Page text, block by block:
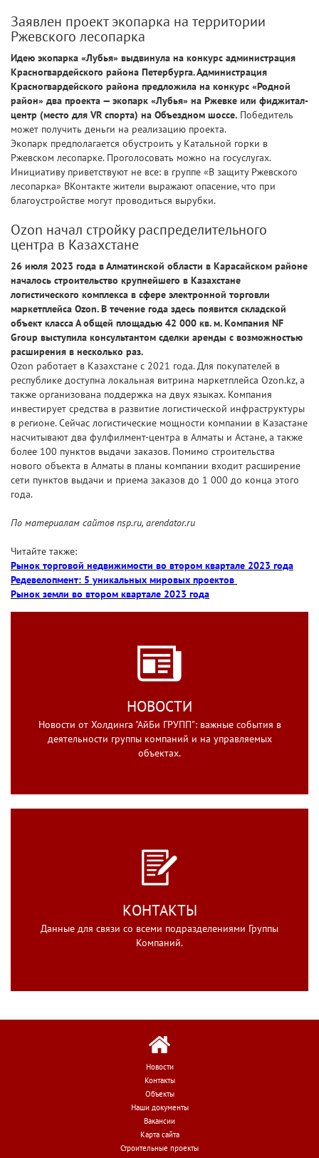
Заявлен проект экопарка на территории
Ржевского лесопарка
Идею экопарка «Лубья» выдвинула на конкурс администрация
Красногвардейского района Петербурга. Администрация
Красногвардейского района предложила на конкурс «Родной
район» два проекта — экопарк «Лубья» на Ржевке или фиджитал-
центр (место для VR спорта) на Объездном шоссе. Победитель
может получить деньги на реализацию проекта.
Экопарк предполагается обустроить у Катальной горки в
Ржевском лесопарке. Проголосовать можно на госуслугах.
Инициативу приветствуют не все: в группе «В защиту Ржевского
лесопарка» ВКонтакте жители выражают опасение, что при
благоустройстве могут проводиться вырубки.
Ozon начал стройку распределительного
центра в Казахстане
26 июля 2023 года в Алматинской области в Карасайском районе
началось строительство крупнейшего в Казахстане
логистического комплекса в сфере электронной торговли
маркетплейса Ozon. В течение года здесь появится складской
объект класса А общей площадью 42 000 кв. м. Компания NF
Group выступила консультантом сделки аренды с возможностью
расширения в несколько раз.
Ozon работает в Казахстане с 2021 года. Для покупателей в
республике доступна локальная витрина маркетплейса Ozon.kz, а
также организована поддержка на двух языках. Компания
инвестирует средства в развитие логистической инфраструктуры
в регионе. Сейчас логистические мощности компании в Казастане
насчитывают два фулфилмент-центра в Алматы и Астане, а также
более 100 пунктов выдачи заказов. Помимо строительства
нового объекта в Алматы в планы компании входит расширение
сети пунктов выдачи и приема заказов до 1 000 до конца этого
года.
По материалам сайтов nsp.ru, arendator.ru
Читайте также:
Рынок торговой недвижимости во втором квартале 2023 года
Редевелопмент: 5 уникальных мировых проектов
Рынок земли во втором квартале 2023 года
НОВОСТИ
Новости от Холдинга "АйБи ГРУПП": важные события в
деятельности группы компаний и на управляемых
объектах.
КОНТАКТЫ
Данные для связи со всеми подразделениями Группы
Компаний.
Новости
Контакты
Объекты
Наши документы
Вакансии
Карта сайта
Строительные проекты